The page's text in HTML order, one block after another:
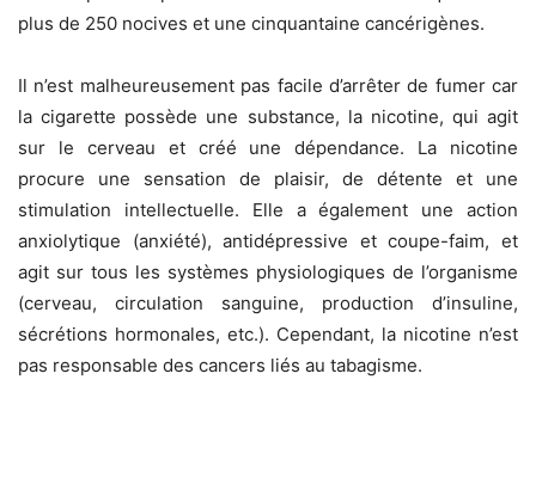
plus de 250 nocives et une cinquantaine cancérigènes.
Il n’est malheureusement pas facile d’arrêter de fumer car
la cigarette possède une substance, la nicotine, qui agit
sur le cerveau et créé une dépendance. La nicotine
procure une sensation de plaisir, de détente et une
stimulation intellectuelle. Elle a également une action
anxiolytique (anxiété), antidépressive et coupe-faim, et
agit sur tous les systèmes physiologiques de l’organisme
(cerveau, circulation sanguine, production d’insuline,
sécrétions hormonales, etc.). Cependant, la nicotine n’est
pas responsable des cancers liés au tabagisme.